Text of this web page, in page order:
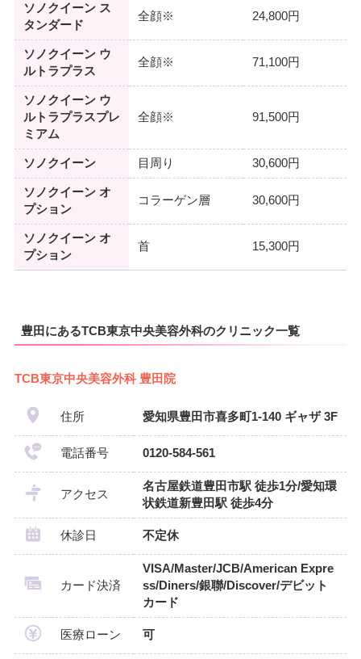
ソノクイーン ス
タンダード
全顔※ 24,800円
ソノクイーン ウ
ルトラプラス
全顔※ 71,100円
ソノクイーン ウ
ルトラプラスプレ
ミアム
全顔※ 91,500円
ソノクイーン 目周り 30,600円
ソノクイーン オ
プション
コラーゲン層 30,600円
ソノクイーン オ
プション
首 15,300円
豊田にあるTCB東京中央美容外科のクリニック一覧
TCB東京中央美容外科 豊田院
住所 愛知県豊田市喜多町1-140 ギャザ 3F
電話番号 0120-584-561
アクセス
名古屋鉄道豊田市駅 徒歩1分/愛知環
状鉄道新豊田駅 徒歩4分
休診日 不定休
カード決済
VISA/Master/JCB/American Expre
ss/Diners/銀聯/Discover/デビット
カード
医療ローン 可